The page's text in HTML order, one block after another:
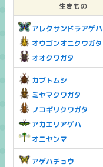
生きもの
アレクサンドラアゲハ
オウゴンオニクワガタ
オオクワガタ
カブトムシ
ミヤマクワガタ
ノコギリクワガタ
アカエリアゲハ
オニヤンマ
アゲハチョウ